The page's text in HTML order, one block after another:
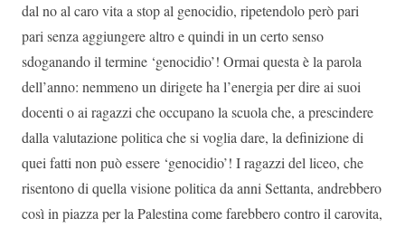
dal no al caro vita a stop al genocidio, ripetendolo però pari
pari senza aggiungere altro e quindi in un certo senso
sdoganando il termine ‘genocidio’! Ormai questa è la parola
dell’anno: nemmeno un dirigete ha l’energia per dire ai suoi
docenti o ai ragazzi che occupano la scuola che, a prescindere
dalla valutazione politica che si voglia dare, la definizione di
quei fatti non può essere ‘genocidio’! I ragazzi del liceo, che
risentono di quella visione politica da anni Settanta, andrebbero
così in piazza per la Palestina come farebbero contro il carovita,